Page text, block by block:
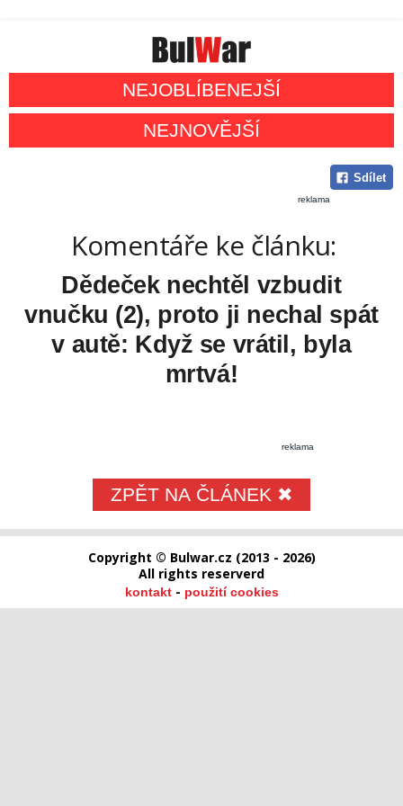
NEJOBLÍBENEJŠÍ
NEJNOVĚJŠÍ
Sdílet
reklama
Komentáře ke článku:
Dědeček nechtěl vzbudit
vnučku (2), proto ji nechal spát
v autě: Když se vrátil, byla
mrtvá!
reklama
ZPĚT NA ČLÁNEK ✖
Copyright © Bulwar.cz (2013 - 2026)
All rights reserverd
kontakt- použití cookies